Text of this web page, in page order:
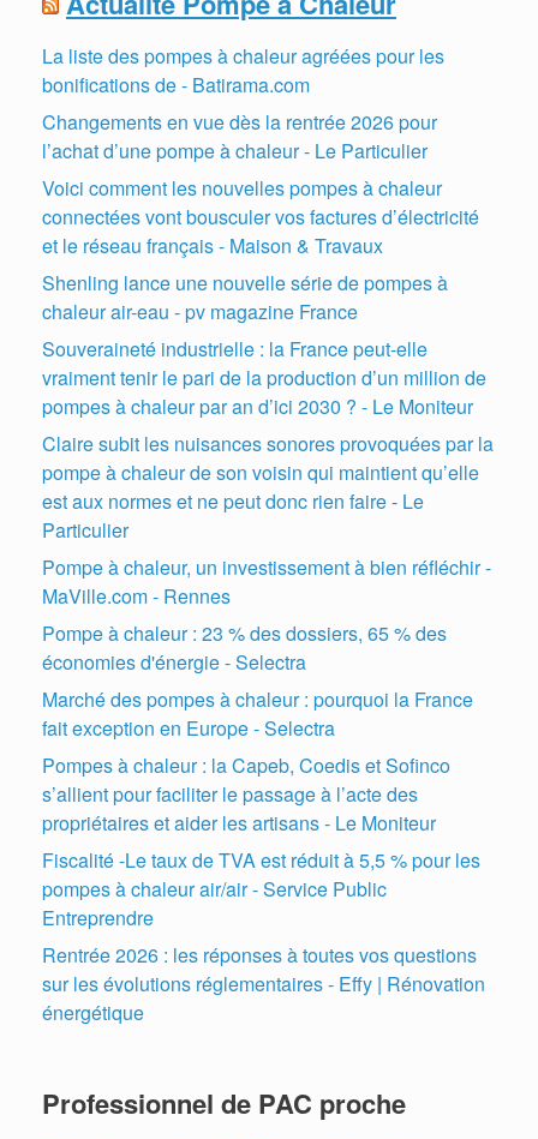
La liste des pompes à chaleur agréées pour les
bonifications de - Batirama.com
Changements en vue dès la rentrée 2026 pour
l’achat d’une pompe à chaleur - Le Particulier
Voici comment les nouvelles pompes à chaleur
connectées vont bousculer vos factures d’électricité
et le réseau français - Maison & Travaux
Shenling lance une nouvelle série de pompes à
chaleur air-eau - pv magazine France
Souveraineté industrielle : la France peut-elle
vraiment tenir le pari de la production d’un million de
pompes à chaleur par an d’ici 2030 ? - Le Moniteur
Claire subit les nuisances sonores provoquées par la
pompe à chaleur de son voisin qui maintient qu’elle
est aux normes et ne peut donc rien faire - Le
Particulier
Pompe à chaleur, un investissement à bien réfléchir -
MaVille.com - Rennes
Pompe à chaleur : 23 % des dossiers, 65 % des
économies d'énergie - Selectra
Marché des pompes à chaleur : pourquoi la France
fait exception en Europe - Selectra
Pompes à chaleur : la Capeb, Coedis et Sofinco
s’allient pour faciliter le passage à l’acte des
propriétaires et aider les artisans - Le Moniteur
Fiscalité -Le taux de TVA est réduit à 5,5 % pour les
pompes à chaleur air/air - Service Public
Entreprendre
Rentrée 2026 : les réponses à toutes vos questions
sur les évolutions réglementaires - Effy | Rénovation
énergétique
Professionnel de PAC proche